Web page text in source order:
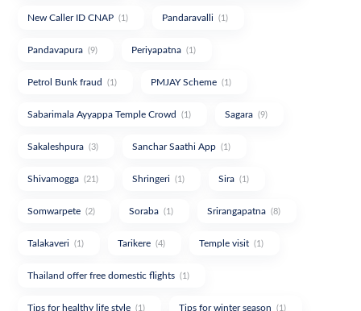
New Caller ID CNAP (1) Pandaravalli (1)
Pandavapura (9) Periyapatna (1)
Petrol Bunk fraud (1) PMJAY Scheme (1)
Sabarimala Ayyappa Temple Crowd (1) Sagara (9)
Sakaleshpura (3) Sanchar Saathi App (1)
Shivamogga (21) Shringeri (1) Sira (1)
Somwarpete (2) Soraba (1) Srirangapatna (8)
Talakaveri (1) Tarikere (4) Temple visit (1)
Thailand offer free domestic flights (1)
Tips for healthy life style (1) Tips for winter season (1)